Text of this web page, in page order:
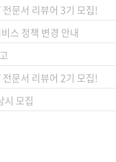
엔지니어에게 실질적인
매 사이트(가나다순) [교
[알라딘] [예스이십사]..
문서 리뷰어 3기 모집!
스 정책 변경 안내
문서 리뷰어 2기 모집!
시 모집